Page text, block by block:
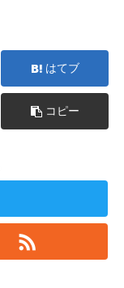
はてブ
コピー